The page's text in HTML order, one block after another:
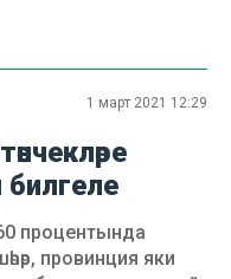
1 март 2021 12:29
билгеле
процентында
провинция яки